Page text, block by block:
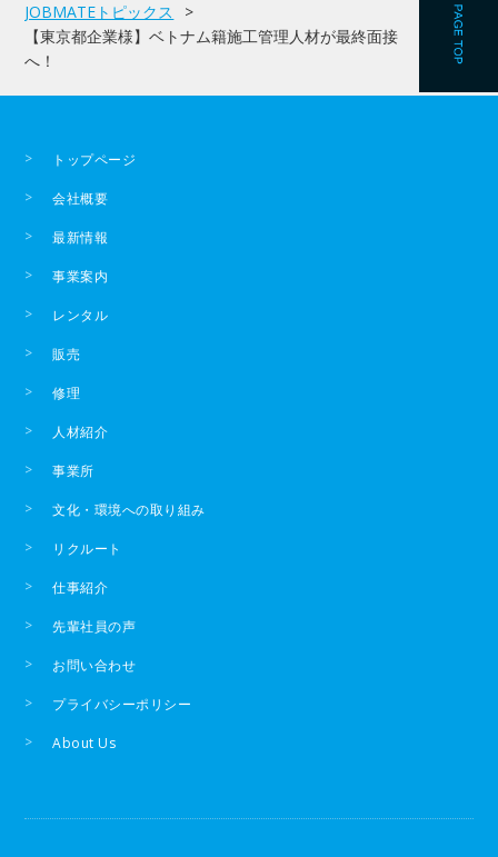
JOBMATEトピックス
【東京都企業様】ベトナム籍施工管理人材が最終面接
へ！
トップページ
会社概要
最新情報
事業案内
レンタル
販売
修理
人材紹介
事業所
文化・環境への取り組み
リクルート
仕事紹介
先輩社員の声
お問い合わせ
プライバシーポリシー
About Us